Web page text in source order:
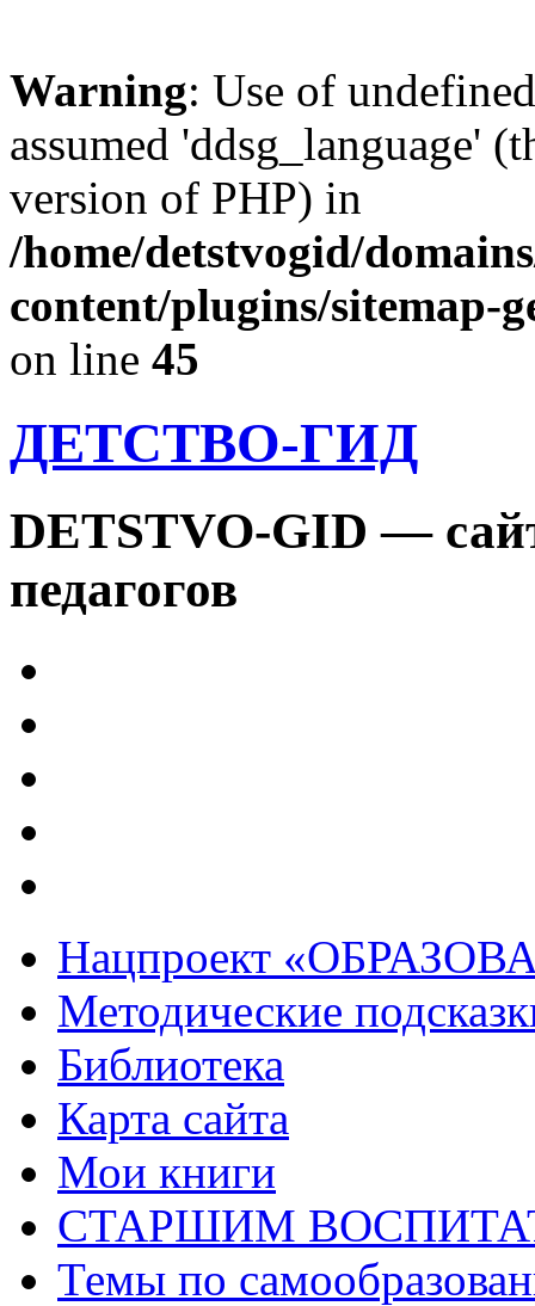
Warning: Use of
assumed 'ddsg_language'
version of PHP) in
/home/detstvogid/
content/plugins/sitemap-
on line 45
ДЕТСТВО-ГИД
DETSTVO-GID —
педагогов
Нацпроект
Методические
Библиотека
Карта сайта
Мои книги
СТАРШИМ
Темы по